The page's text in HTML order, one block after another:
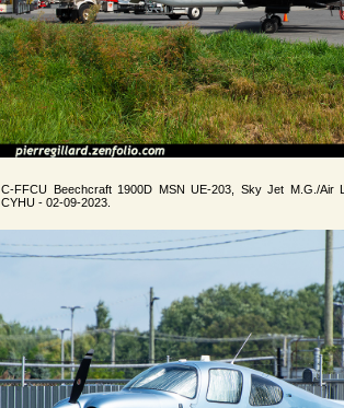
C-FFCU Beechcraft 1900D MSN UE-203, Sky Jet M.G./Air
CYHU - 02-09-2023.